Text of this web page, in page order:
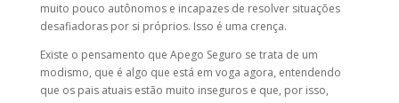
muito pouco autônomos e incapazes de resolver situações
desafiadoras por si próprios. Isso é uma crença.
Existe o pensamento que Apego Seguro se trata de um
modismo, que é algo que está em voga agora, entendendo
que os pais atuais estão muito inseguros e que, por isso,